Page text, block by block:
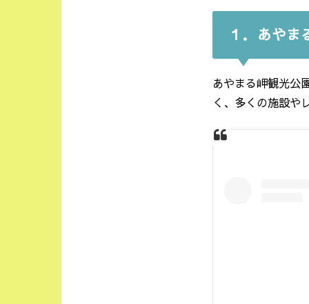
１．あやま
あやまる岬観光公
く、多くの施設や